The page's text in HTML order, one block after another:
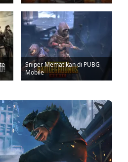
Sniper Mematikan di PUBG
Mobile